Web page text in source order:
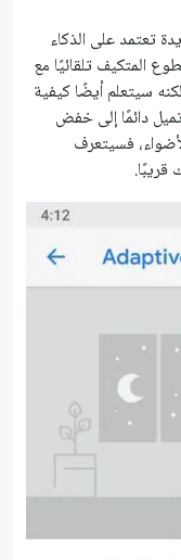
جديدة تعتمد على الذكاء
المتكيف تلقائيًا مع
سيتعلم أيضًا كيفية
دائمًا إلى خفض
فسيتعرف